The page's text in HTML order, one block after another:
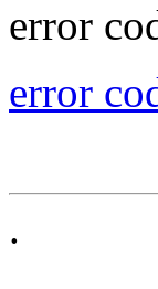
error
error
.